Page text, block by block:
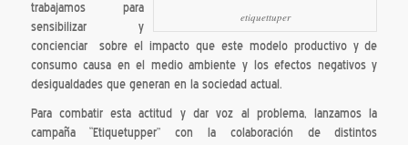
etiquettuper
trabajamos para
sensibilizar y
concienciar sobre el impacto que este modelo productivo y de
consumo causa en el medio ambiente y los efectos negativos y
desigualdades que generan en la sociedad actual.
Para combatir esta actitud y dar voz al problema, lanzamos la
campaña “Etiquetupper” con la colaboración de distintos